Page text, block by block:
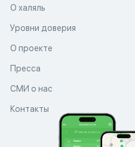
О халяль
Уровни доверия
О проекте
Пресса
СМИ о нас
Контакты